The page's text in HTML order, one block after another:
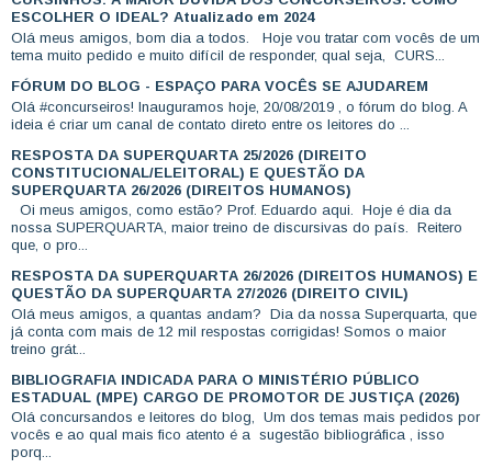
ESCOLHER O IDEAL? Atualizado em 2024
Olá meus amigos, bom dia a todos. Hoje vou tratar com vocês de um
tema muito pedido e muito difícil de responder, qual seja, CURS...
FÓRUM DO BLOG - ESPAÇO PARA VOCÊS SE AJUDAREM
Olá #concurseiros! Inauguramos hoje, 20/08/2019 , o fórum do blog. A
ideia é criar um canal de contato direto entre os leitores do ...
RESPOSTA DA SUPERQUARTA 25/2026 (DIREITO
CONSTITUCIONAL/ELEITORAL) E QUESTÃO DA
SUPERQUARTA 26/2026 (DIREITOS HUMANOS)
Oi meus amigos, como estão? Prof. Eduardo aqui. Hoje é dia da
nossa SUPERQUARTA, maior treino de discursivas do país. Reitero
que, o pro...
RESPOSTA DA SUPERQUARTA 26/2026 (DIREITOS HUMANOS) E
QUESTÃO DA SUPERQUARTA 27/2026 (DIREITO CIVIL)
Olá meus amigos, a quantas andam? Dia da nossa Superquarta, que
já conta com mais de 12 mil respostas corrigidas! Somos o maior
treino grát...
BIBLIOGRAFIA INDICADA PARA O MINISTÉRIO PÚBLICO
ESTADUAL (MPE) CARGO DE PROMOTOR DE JUSTIÇA (2026)
Olá concursandos e leitores do blog, Um dos temas mais pedidos por
vocês e ao qual mais fico atento é a sugestão bibliográfica , isso
porq...